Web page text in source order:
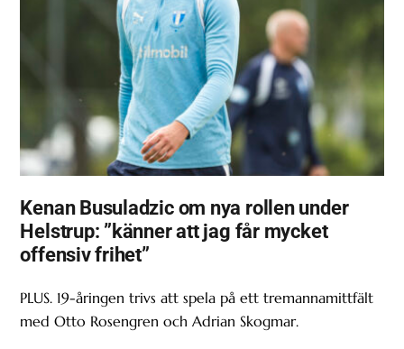
Kenan Busuladzic om nya rollen under
Helstrup: ”känner att jag får mycket
offensiv frihet”
PLUS. 19-åringen trivs att spela på ett tremannamittfält
med Otto Rosengren och Adrian Skogmar.